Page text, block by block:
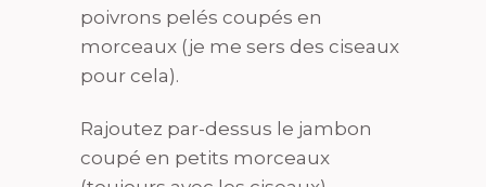
poivrons pelés coupés en
morceaux (je me sers des ciseaux
pour cela).
Rajoutez par-dessus le jambon
coupé en petits morceaux